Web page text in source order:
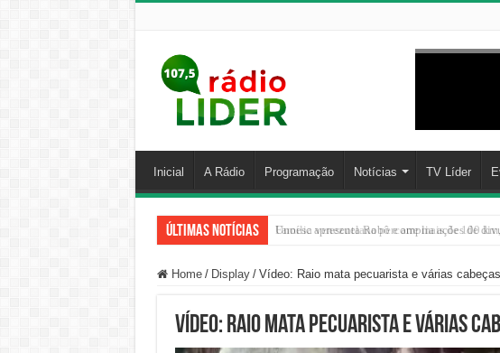
Inicial A Rádio Programação Notícias TV Líder
Últimas Notícias Família venezuelana percorre mais de 100
Home / Display / Vídeo: Raio mata pecuarista e várias
Vídeo: Raio mata pecuarista e várias